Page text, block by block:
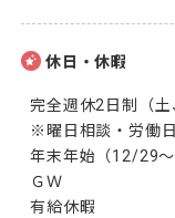
休日・休暇
完全週休2日制（土
※曜日相談・労働
年末年始（12/29～
ＧＷ
有給休暇